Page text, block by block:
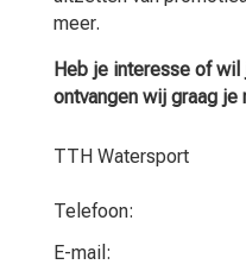
meer.
Heb je interesse of
ontvangen wij graag je
TTH Watersport
Telefoon:
E-mail: